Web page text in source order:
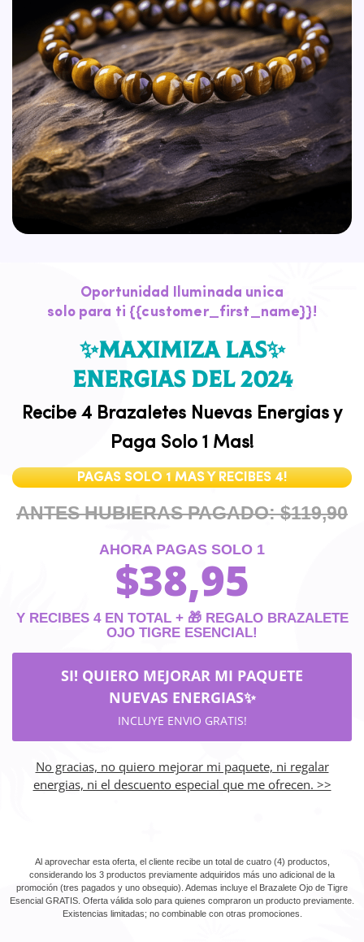
Oportunidad Iluminada unica
solo para ti {{customer_first_name}}!
✨maximiza LAS✨
ENERGIAs del 2024
Recibe 4 Brazaletes Nuevas Energias y
Paga Solo 1 Mas!
PAGAS SOLO 1 MAS Y RECIBES 4!
ANTES HUBIERAS PAGADO:$119,90
AHORA PAGAS SOLO 1
$38,95
Y RECIBES 4 EN TOTAL + 🎁 REGALO BRAZALETE
OJO TIGRE ESENCIAL!
SI! QUIERO MEJORAR MI PAQUETE
NUEVAS ENERGIAS✨
INCLUYE ENVIO GRATIS!
No gracias, no quiero mejorar mi paquete, ni regalar
energias, ni el descuento especial que me ofrecen. >>
Al aprovechar esta oferta, el cliente recibe un total de cuatro (4) productos,
considerando los 3 productos previamente adquiridos más uno adicional de la
promoción (tres pagados y uno obsequio). Ademas incluye el Brazalete Ojo de Tigre
Esencial GRATIS. Oferta válida solo para quienes compraron un producto previamente.
Existencias limitadas; no combinable con otras promociones.